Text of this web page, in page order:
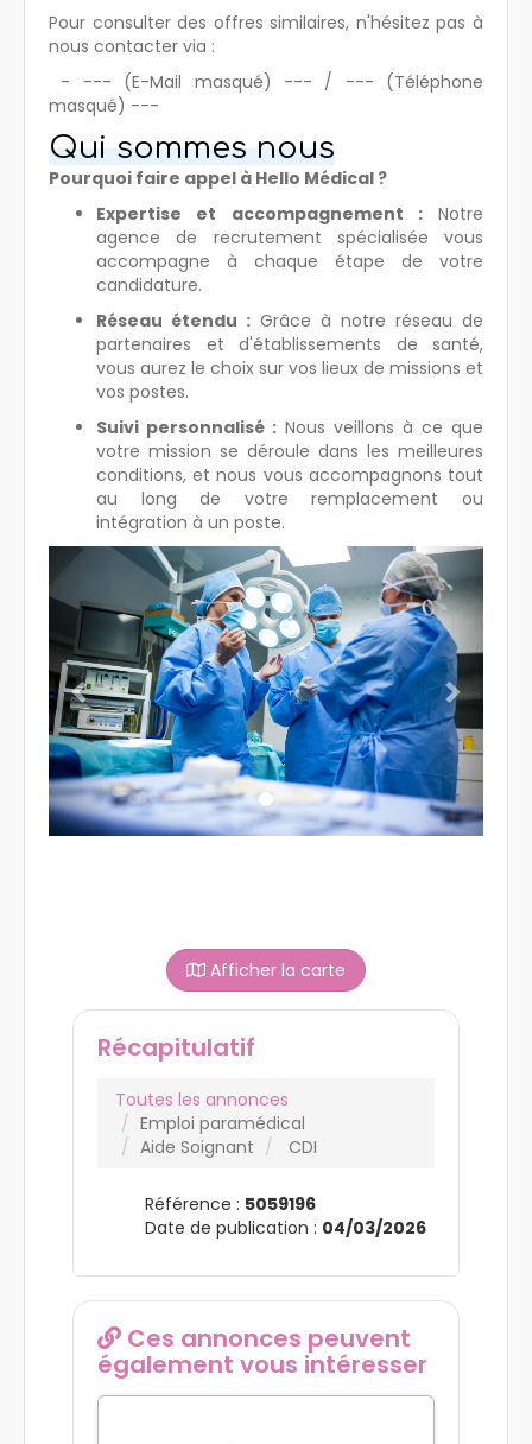
Pour consulter des offres similaires, n'hésitez pas à
nous contacter via :
- --- (E-Mail masqué) --- / --- (Téléphone
masqué) ---
Qui sommes nous
Pourquoi faire appel à Hello Médical ?
Expertise et accompagnement :Notre
agence de recrutement spécialisée vous
accompagne à chaque étape de votre
candidature.
Réseau étendu : Grâce à notre réseau de
partenaires et d'établissements de santé,
vous aurez le choix sur vos lieux de missions et
vos postes.
Suivi personnalisé : Nous veillons à ce que
votre mission se déroule dans les meilleures
conditions, et nous vous accompagnons tout
au long de votre remplacement ou
intégration à un poste.
Previous Next
Afficher la carte
Récapitulatif
Toutes les annonces
Emploi paramédical
Aide Soignant
CDI
Référence : 5059196
Date de publication : 04/03/2026
Ces annonces peuvent
également vous intéresser